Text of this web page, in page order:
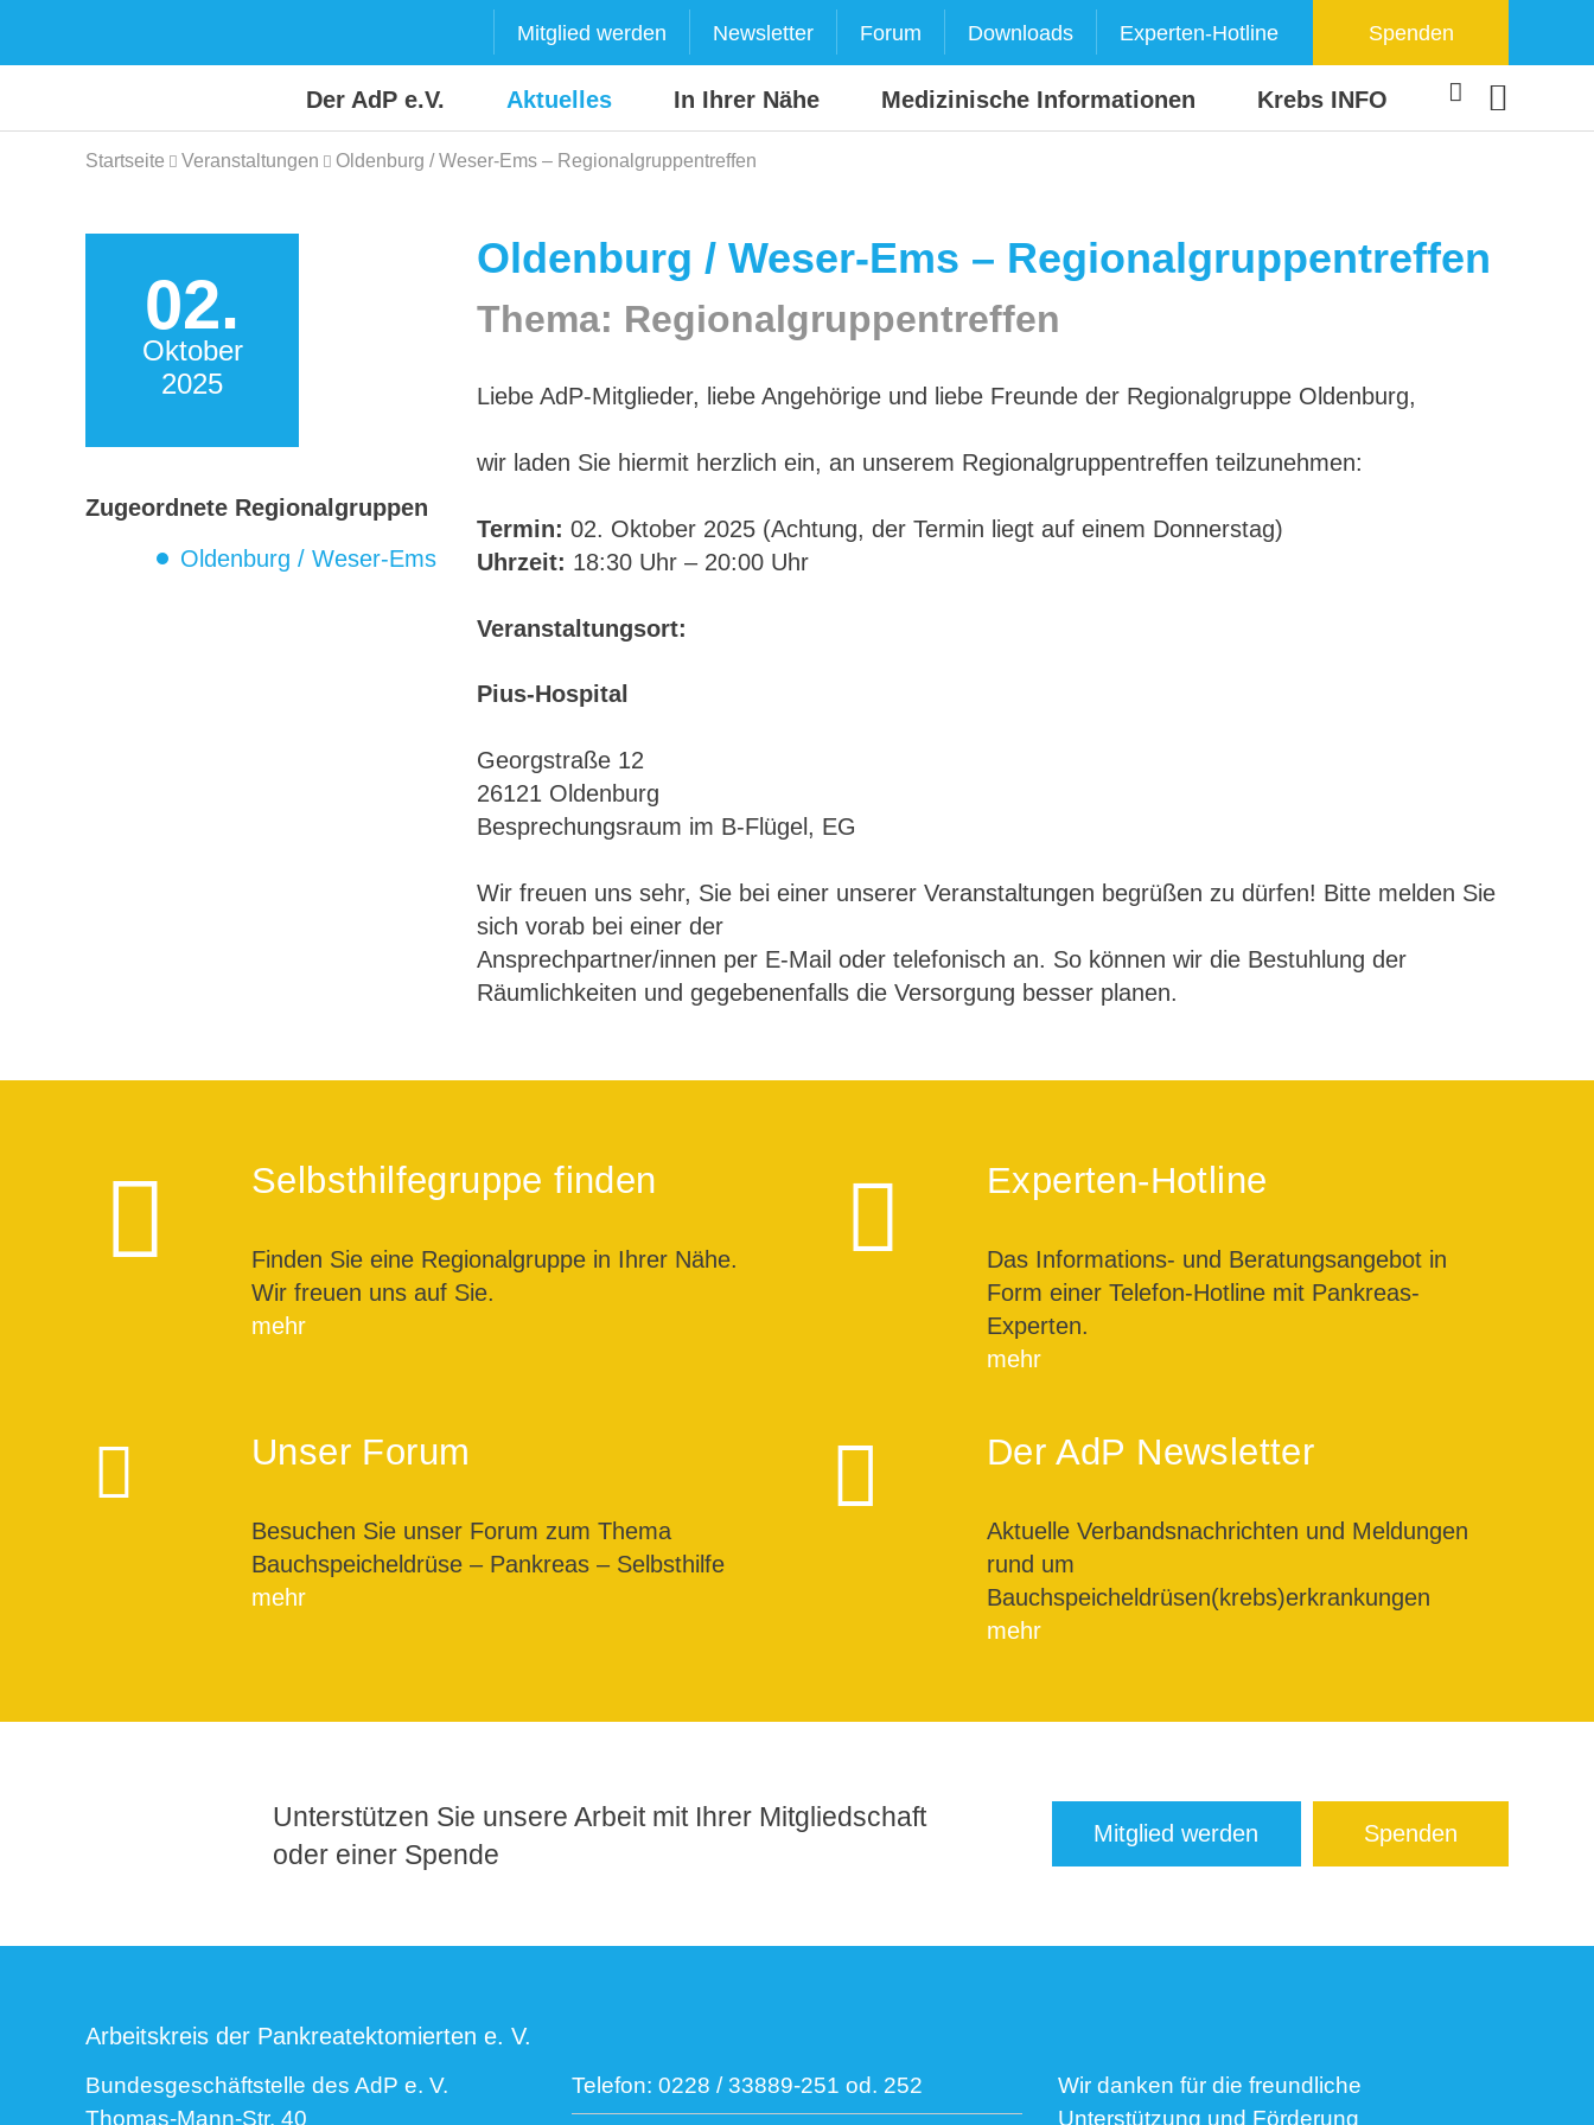
Mitglied werden Newsletter Forum Downloads Experten-Hotline Spenden
Der AdP e.V. Aktuelles In Ihrer Nähe Medizinische Informationen Krebs INFO
Startseite Veranstaltungen Oldenburg / Weser-Ems – Regionalgruppentreffen
02.
Oktober
2025
Zugeordnete Regionalgruppen
Oldenburg / Weser-Ems
Oldenburg / Weser-Ems – Regionalgruppentreffen
Thema: Regionalgruppentreffen
Liebe AdP-Mitglieder, liebe Angehörige und liebe Freunde der Regionalgruppe Oldenburg,
wir laden Sie hiermit herzlich ein, an unserem Regionalgruppentreffen teilzunehmen:
Termin: 02. Oktober 2025 (Achtung, der Termin liegt auf einem Donnerstag)
Uhrzeit: 18:30 Uhr – 20:00 Uhr
Veranstaltungsort:
Pius-Hospital
Georgstraße 12
26121 Oldenburg
Besprechungsraum im B-Flügel, EG
Wir freuen uns sehr, Sie bei einer unserer Veranstaltungen begrüßen zu dürfen! Bitte melden Sie
sich vorab bei einer der
Ansprechpartner/innen per E-Mail oder telefonisch an. So können wir die Bestuhlung der
Räumlichkeiten und gegebenenfalls die Versorgung besser planen.
Selbsthilfegruppe finden
Finden Sie eine Regionalgruppe in Ihrer Nähe.
Wir freuen uns auf Sie.
mehr
Experten-Hotline
Das Informations- und Beratungsangebot in
Form einer Telefon-Hotline mit Pankreas-
Experten.
mehr
Unser Forum
Besuchen Sie unser Forum zum Thema
Bauchspeicheldrüse – Pankreas – Selbsthilfe
mehr
Der AdP Newsletter
Aktuelle Verbandsnachrichten und Meldungen
rund um
Bauchspeicheldrüsen(krebs)erkrankungen
mehr
Unterstützen Sie unsere Arbeit mit Ihrer Mitgliedschaft
oder einer Spende
Mitglied werden Spenden
Arbeitskreis der Pankreatektomierten e. V.
Bundesgeschäftstelle des AdP e. V.
Thomas-Mann-Str. 40
Telefon: 0228 / 33889-251 od. 252
Wir danken für die freundliche
Unterstützung und Förderung